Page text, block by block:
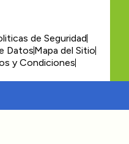
de Seguridad
DatosMapa del Sitio
y Condiciones